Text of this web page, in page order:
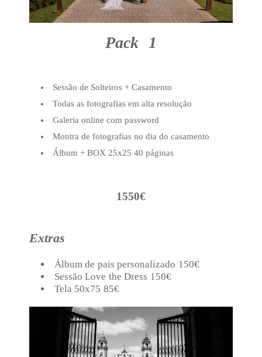
Pack 1
Sessão de Solteiros + Casamento
Todas as fotografias em alta resolução
Galeria online com password
Montra de fotografias no dia do casamento
Álbum + BOX 25x25 40 páginas
1550€
Extras
Álbum de pais personalizado 150€
Sessão Love the Dress 150€
Tela 50x75 85€